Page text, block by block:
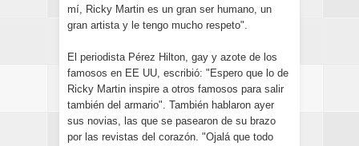
mí, Ricky Martin es un gran ser humano, un
gran artista y le tengo mucho respeto".
El periodista Pérez Hilton, gay y azote de los
famosos en EE UU, escribió: "Espero que lo de
Ricky Martin inspire a otros famosos para salir
también del armario". También hablaron ayer
sus novias, las que se pasearon de su brazo
por las revistas del corazón. "Ojalá que todo